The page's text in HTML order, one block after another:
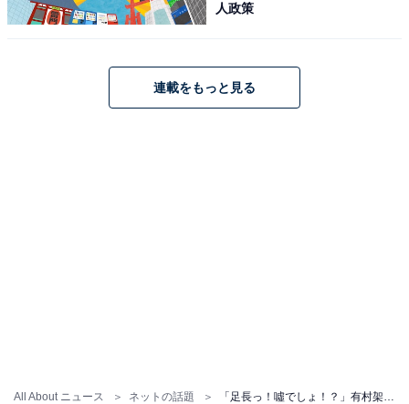
All About ニュース ネットの話題
人政策
連載をもっと見る